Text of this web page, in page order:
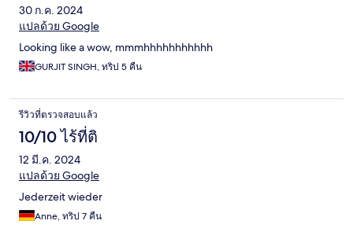
30 ก.ค. 2024
แปลด้วย Google
Looking like a wow, mmmhhhhhhhhhhh
GURJIT SINGH, ทริป 5 คืน
รีวิวที่ตรวจสอบแล้ว
10/10 ไร้ที่ติ
12 มี.ค. 2024
แปลด้วย Google
Jederzeit wieder
Anne, ทริป 7 คืน